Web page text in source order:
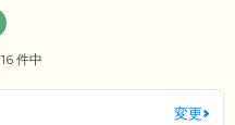
件中
変更